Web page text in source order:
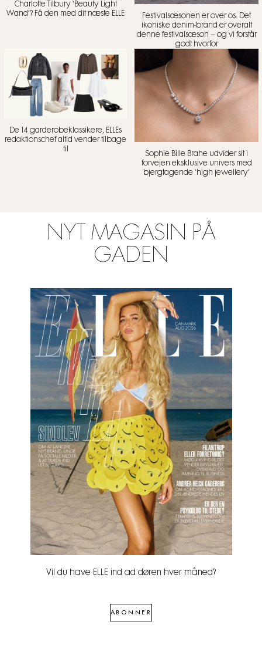
Charlotte Tilbury ‘Beauty Light
Wand’? Få den med dit næste ELLE
Festivalsæsonen er over os: Det
ikoniske denim-brand er overalt
denne festivalsæson – og vi forstår
godt hvorfor
De 14 garderobeklassikere, ELLEs
redaktionschef altid vender tilbage
til
Sophie Bille Brahe udvider sit i
forvejen eksklusive univers med
bjergtagende ‘high jewellery’
NYT MAGASIN PÅ
GADEN
Vil du have ELLE ind ad døren hver måned?
ABONNER